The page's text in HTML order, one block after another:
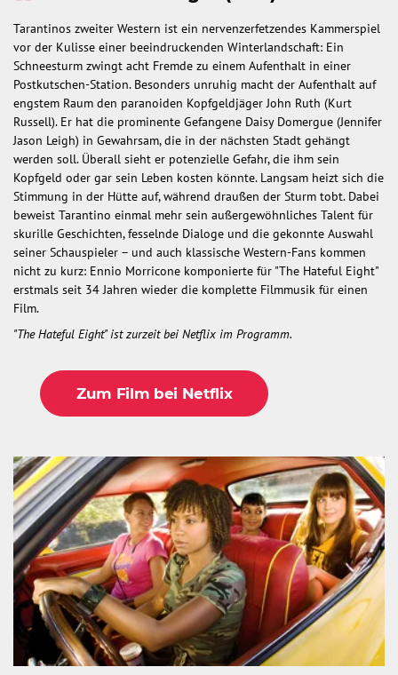
Tarantinos zweiter Western ist ein nervenzerfetzendes Kammerspiel
vor der Kulisse einer beeindruckenden Winterlandschaft: Ein
Schneesturm zwingt acht Fremde zu einem Aufenthalt in einer
Postkutschen-Station. Besonders unruhig macht der Aufenthalt auf
engstem Raum den paranoiden Kopfgeldjäger John Ruth (Kurt
Russell). Er hat die prominente Gefangene Daisy Domergue (Jennifer
Jason Leigh) in Gewahrsam, die in der nächsten Stadt gehängt
werden soll. Überall sieht er potenzielle Gefahr, die ihm sein
Kopfgeld oder gar sein Leben kosten könnte. Langsam heizt sich die
Stimmung in der Hütte auf, während draußen der Sturm tobt. Dabei
beweist Tarantino einmal mehr sein außergewöhnliches Talent für
skurille Geschichten, fesselnde Dialoge und die gekonnte Auswahl
seiner Schauspieler – und auch klassische Western-Fans kommen
nicht zu kurz: Ennio Morricone komponierte für "The Hateful Eight"
erstmals seit 34 Jahren wieder die komplette Filmmusik für einen
Film.
"The Hateful Eight" ist zurzeit bei Netflix im Programm.
Zum Film bei Netflix